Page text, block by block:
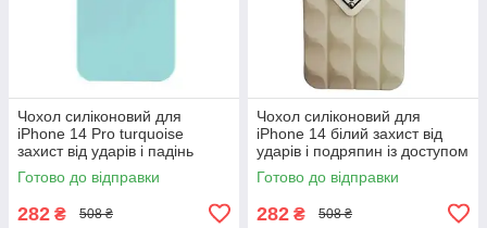
Чохол силіконовий для
iPhone 14 Pro turquoise
захист від ударів і падінь
легкий і міцний
Готово до відправки
282 ₴ 508 ₴
Чохол силіконовий для
iPhone 14 білий захист від
ударів і подряпин із доступом
до кнопок
Готово до відправки
282 ₴ 508 ₴